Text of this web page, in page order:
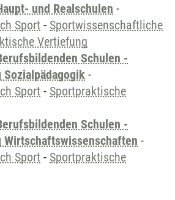
und Realschulen -
Sport - Sportwissenschaftliche
Vertiefung
Schulen -
Sozialpädagogik -
Sport - Sportpraktische
Schulen -
Wirtschaftswissenschaften -
Sport - Sportpraktische